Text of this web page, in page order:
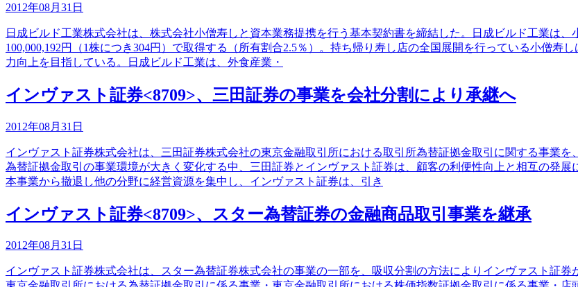
2012年08月31日
日成ビルド工業株式会社は、株式会社小僧寿しと資本業務提携を行う基本契約書を締結した。日成ビルド工業は
100,000,192円（1株につき304円）で取得する（所有割合2.5％）。持ち帰り寿し店の全国展開を行っている小僧寿
力向上を目指している。日成ビルド工業は、外食産業・
インヴァスト証券<8709>、三田証券の事業を会社分割により承継へ
2012年08月31日
インヴァスト証券株式会社は、三田証券株式会社の東京金融取引所における取引所為替証拠金取引に関する事業
為替証拠金取引の事業環境が大きく変化する中、三田証券とインヴァスト証券は、顧客の利便性向上と相互の発
本事業から撤退し他の分野に経営資源を集中し、インヴァスト証券は、引き
インヴァスト証券<8709>、スター為替証券の金融商品取引事業を継承
2012年08月31日
インヴァスト証券株式会社は、スター為替証券株式会社の事業の一部を、吸収分割の方法によりインヴァスト証